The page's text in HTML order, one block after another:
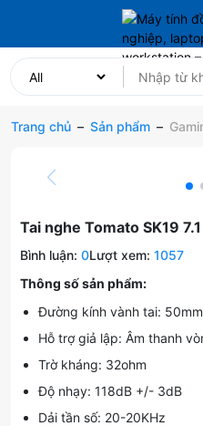
Trang chủ – Sản phẩm –
Tai nghe Tomato SK19
Bình luận: 0Lượt xem: 1057
Thông số sản phẩm:
Đường kính vành tai: 50mm
Hỗ trợ giả lập: Âm thanh
Trờ kháng: 32ohm
Độ nhạy: 118dB +/- 3dB
Dải tần số: 20-20KHz